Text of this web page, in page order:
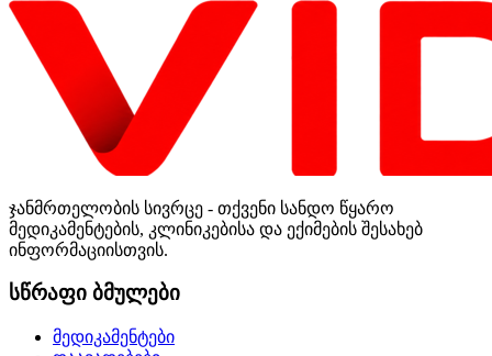
ჯანმრთელობის სივრცე - თქვენი სანდო წყარო
მედიკამენტების, კლინიკებისა და ექიმების შესახებ
ინფორმაციისთვის.
სწრაფი ბმულები
მედიკამენტები